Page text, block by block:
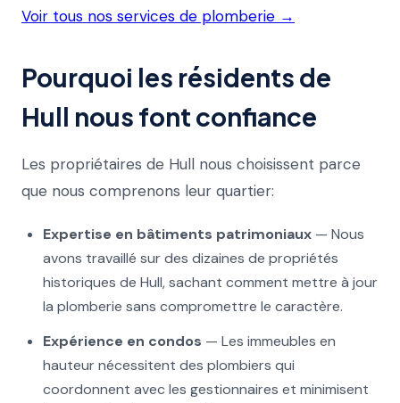
Voir tous nos services de plomberie →
Pourquoi les résidents de
Hull nous font confiance
Les propriétaires de Hull nous choisissent parce
que nous comprenons leur quartier:
Expertise en bâtiments patrimoniaux — Nous
avons travaillé sur des dizaines de propriétés
historiques de Hull, sachant comment mettre à jour
la plomberie sans compromettre le caractère.
Expérience en condos — Les immeubles en
hauteur nécessitent des plombiers qui
coordonnent avec les gestionnaires et minimisent